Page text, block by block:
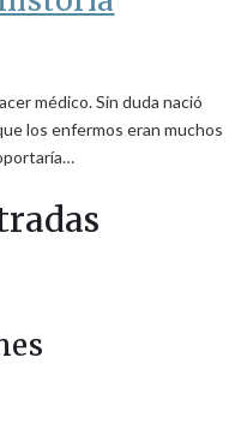
médico. Sin duda nació
los enfermos eran muchos